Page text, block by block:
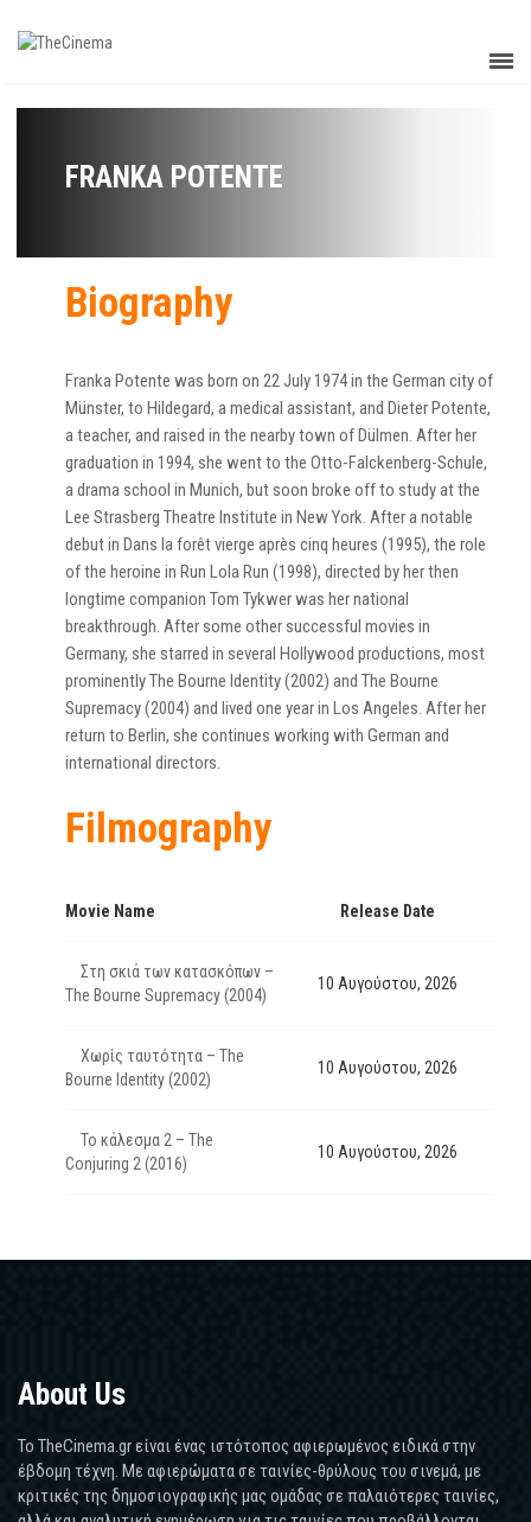
FRANKA POTENTE
Biography
Franka Potente was born on 22 July 1974 in the German city of
Münster, to Hildegard, a medical assistant, and Dieter Potente,
a teacher, and raised in the nearby town of Dülmen. After her
graduation in 1994, she went to the Otto-Falckenberg-Schule,
a drama school in Munich, but soon broke off to study at the
Lee Strasberg Theatre Institute in New York. After a notable
debut in Dans la forêt vierge après cinq heures (1995), the role
of the heroine in Run Lola Run (1998), directed by her then
longtime companion Tom Tykwer was her national
breakthrough. After some other successful movies in
Germany, she starred in several Hollywood productions, most
prominently The Bourne Identity (2002) and The Bourne
Supremacy (2004) and lived one year in Los Angeles. After her
return to Berlin, she continues working with German and
international directors.
Filmography
Movie Name Release Date
Στη σκιά των κατασκόπων –
The Bourne Supremacy (2004)
10 Αυγούστου, 2026
Χωρίς ταυτότητα – The
Bourne Identity (2002)
10 Αυγούστου, 2026
Το κάλεσμα 2 – The
Conjuring 2 (2016)
10 Αυγούστου, 2026
About Us
Το TheCinema.gr είναι ένας ιστότοπος αφιερωμένος ειδικά στην
έβδομη τέχνη. Με αφιερώματα σε ταινίες-θρύλους του σινεμά, με
κριτικές της δημοσιογραφικής μας ομάδας σε παλαιότερες ταινίες,